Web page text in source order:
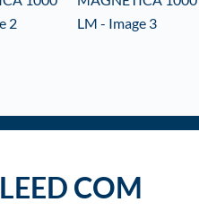
COM